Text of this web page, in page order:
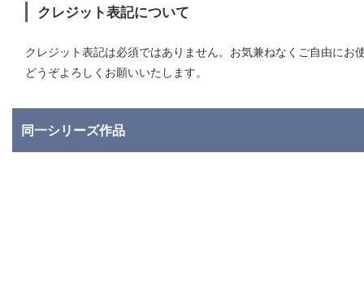
クレジット表記について
クレジット表記は必須ではありません。お気兼ねなくご自由にお
どうぞよろしくお願いいたします。
同一シリーズ作品